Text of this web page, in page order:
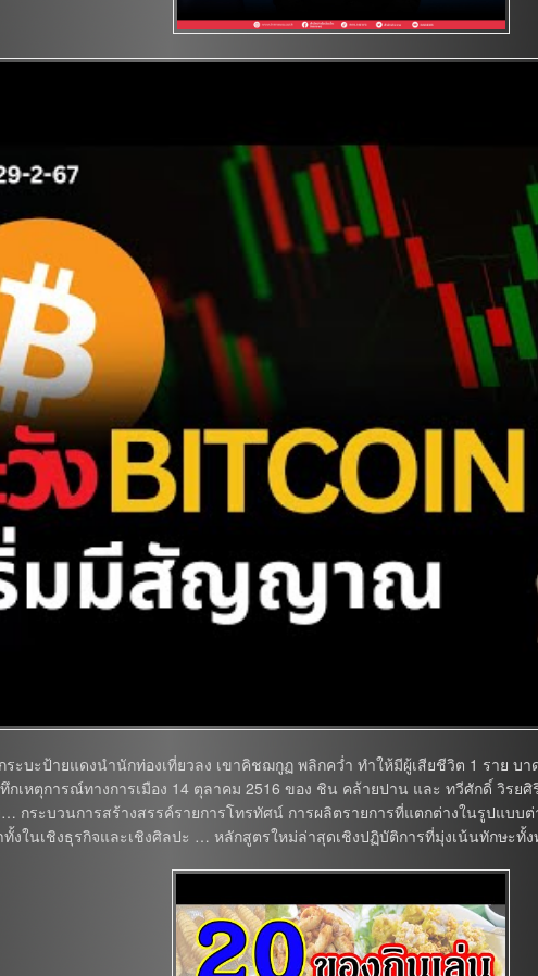
ระบะป้ายแดงนำนักท่องเที่ยวลง เขาคิชฌกูฏ พลิกคว่ำ ทำให้มีผู้เสียชีวิต 1 ราย บา
กเหตุการณ์ทางการเมือง 14 ตุลาคม 2516 ของ ชิน คล้ายปาน และ ทวีศักดิ์ วิรย
กระบวนการสร้างสรรค์รายการโทรทัศน์ การผลิตรายการที่แตกต่างในรูปแบ
งในเชิงธุรกิจและเชิงศิลปะ … หลักสูตรใหม่ล่าสุดเชิงปฏิบัติการที่มุ่งเน้นทักษะทั้